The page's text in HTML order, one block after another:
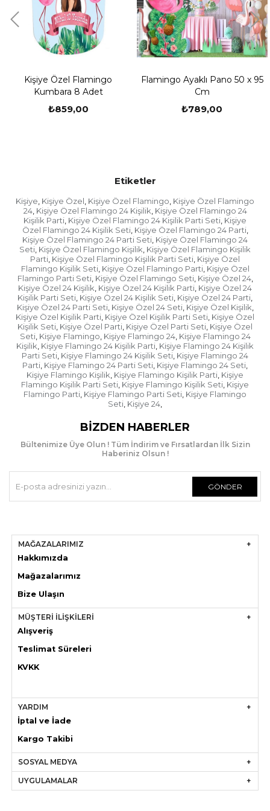
-Çocuğunuzun ismini ve fotoğrafını eklemeyi
unutmayınız.
-Tasarım ekibimiz siparişinizi oluşturduktan sonra
hemen sizin ile iletişime geçmektedir.
çalışmaları yapılıp mail veya whatsapp yoluyla
sizlere baskı öncesi son hali iletilir.
-Sizler onay verdikten sonra baskıları yapılıp özenle
tasarim@partioutlet.com
Kargonuzu Teslim Almadan Önce Yapılması
Gerekenler
- Ürünü teslim aldığınıza dair fişi imzaladığınızda o
fişte yer alan "ürünü eksiksiz, hasarsız teslim aldım"
beyanını da kabul etmiş oluyorsunuz. Bu nedenle
ürünü teslim almadan önce mutlaka içini açıp
bakmaya çalışın. Kargo görevlisi açtırmak istemezse
kargo fişinin üzerine "ürün kontrol edilmeden
teslim alınmıştır" ibaresini ekleyin.
- Ürünü teslim aldığınızda kargo görevlisi gitmeden
hızlıca açıp kontrol edin. Herhangi bir hasar varsa
kargo görevlisiyle beraber "hasar tespit tutanağı"
tutun ve kargo görevlisi ayrılmadan ürünü
kendisine teslim edin.
Kişiye Özel Flamingo
Kumbara 8 Adet
₺859,00
Flamingo Ayaklı Pano 50 x 95
Cm
₺789,00
Etiketler
Kişiye, Kişiye Özel, Kişiye Özel Flamingo, Kişiye Özel Flamingo
24, Kişiye Özel Flamingo 24 Kişilik, Kişiye Özel Flamingo 24
Kişilik Parti, Kişiye Özel Flamingo 24 Kişilik Parti Seti, Kişiye
Özel Flamingo 24 Kişilik Seti, Kişiye Özel Flamingo 24 Parti,
Kişiye Özel Flamingo 24 Parti Seti, Kişiye Özel Flamingo 24
Seti, Kişiye Özel Flamingo Kişilik, Kişiye Özel Flamingo Kişilik
Parti, Kişiye Özel Flamingo Kişilik Parti Seti, Kişiye Özel
Flamingo Kişilik Seti, Kişiye Özel Flamingo Parti, Kişiye Özel
Flamingo Parti Seti, Kişiye Özel Flamingo Seti, Kişiye Özel 24,
Kişiye Özel 24 Kişilik, Kişiye Özel 24 Kişilik Parti, Kişiye Özel 24
Kişilik Parti Seti, Kişiye Özel 24 Kişilik Seti, Kişiye Özel 24 Parti,
Kişiye Özel 24 Parti Seti, Kişiye Özel 24 Seti, Kişiye Özel Kişilik,
Kişiye Özel Kişilik Parti, Kişiye Özel Kişilik Parti Seti, Kişiye Özel
Kişilik Seti, Kişiye Özel Parti, Kişiye Özel Parti Seti, Kişiye Özel
Seti, Kişiye Flamingo, Kişiye Flamingo 24, Kişiye Flamingo 24
Kişilik, Kişiye Flamingo 24 Kişilik Parti, Kişiye Flamingo 24 Kişilik
Parti Seti, Kişiye Flamingo 24 Kişilik Seti, Kişiye Flamingo 24
Parti, Kişiye Flamingo 24 Parti Seti, Kişiye Flamingo 24 Seti,
Kişiye Flamingo Kişilik, Kişiye Flamingo Kişilik Parti, Kişiye
Flamingo Kişilik Parti Seti, Kişiye Flamingo Kişilik Seti, Kişiye
Flamingo Parti, Kişiye Flamingo Parti Seti, Kişiye Flamingo
Seti, Kişiye 24,
BIZDEN HABERLER
Bültenimize Üye Olun ! Tüm İndirim ve Fırsatlardan İlk Sizin
Haberiniz Olsun !
GÖNDER
MAĞAZALARIMIZ
Hakkımızda
Mağazalarımız
Bize Ulaşın
MÜŞTERİ İLİŞKİLERİ
Alışveriş
Teslimat Süreleri
KVKK
YARDIM
İptal ve İade
Kargo Takibi
SOSYAL MEDYA
UYGULAMALAR